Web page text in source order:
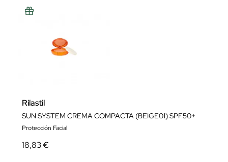
Rilastil
SUN SYSTEM CREMA COMPACTA (BEIGE01) SPF50+
Protección Facial
18,83 €